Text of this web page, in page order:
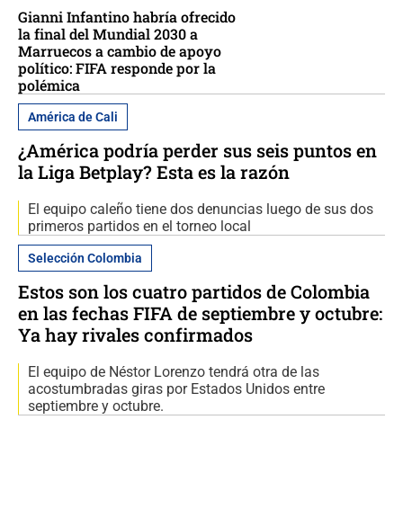
Gianni Infantino habría ofrecido
la final del Mundial 2030 a
Marruecos a cambio de apoyo
político: FIFA responde por la
polémica
América de Cali
¿América podría perder sus seis puntos en
la Liga Betplay? Esta es la razón
El equipo caleño tiene dos denuncias luego de sus dos
primeros partidos en el torneo local
Selección Colombia
Estos son los cuatro partidos de Colombia
en las fechas FIFA de septiembre y octubre:
Ya hay rivales confirmados
El equipo de Néstor Lorenzo tendrá otra de las
acostumbradas giras por Estados Unidos entre
septiembre y octubre.